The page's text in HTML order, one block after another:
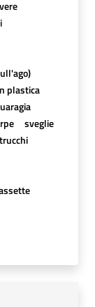
plastica
sveglie
trucchi